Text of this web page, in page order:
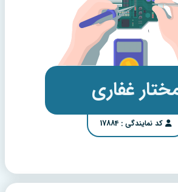
غفاری
کد نمایندگی : 17884